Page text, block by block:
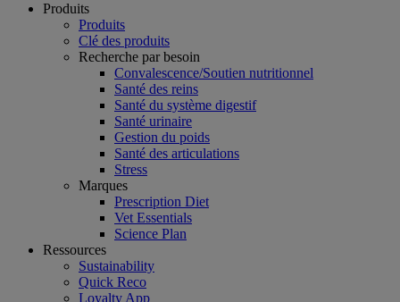
Produits
Produits
Clé des produits
Recherche par besoin
Convalescence/Soutien nutritionnel
Santé des reins
Santé du système digestif
Santé urinaire
Gestion du poids
Santé des articulations
Stress
Marques
Prescription Diet
Vet Essentials
Science Plan
Ressources
Sustainability
Quick Reco
Loyalty App